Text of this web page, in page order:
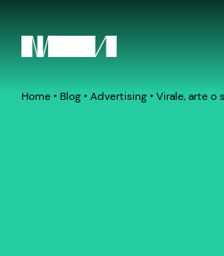
Home‣ Blog‣Advertising‣Virale, arte o